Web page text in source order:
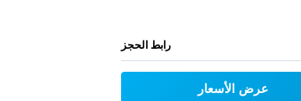
رابط الحجز
عرض الأسعار